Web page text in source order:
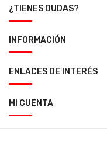
¿TIENES DUDAS?
INFORMACIÓN
ENLACES DE INTERÉS
MI CUENTA